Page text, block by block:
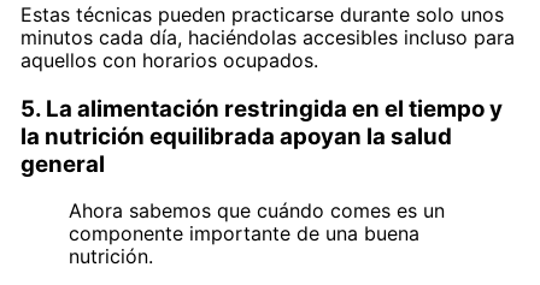
Estas técnicas pueden practicarse durante solo unos
minutos cada día, haciéndolas accesibles incluso para
aquellos con horarios ocupados.
5. La alimentación restringida en el tiempo y
la nutrición equilibrada apoyan la salud
general
Ahora sabemos que cuándo comes es un
componente importante de una buena
nutrición.